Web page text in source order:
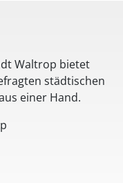
Waltrop bietet
städtischen
einer Hand.